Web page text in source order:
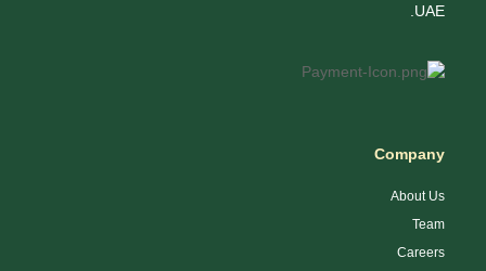
UAE.
Company
About Us
Team
Careers